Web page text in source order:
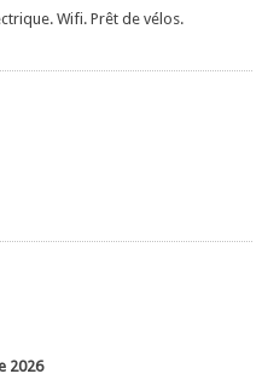
Wifi. Prêt de vélos.
2026